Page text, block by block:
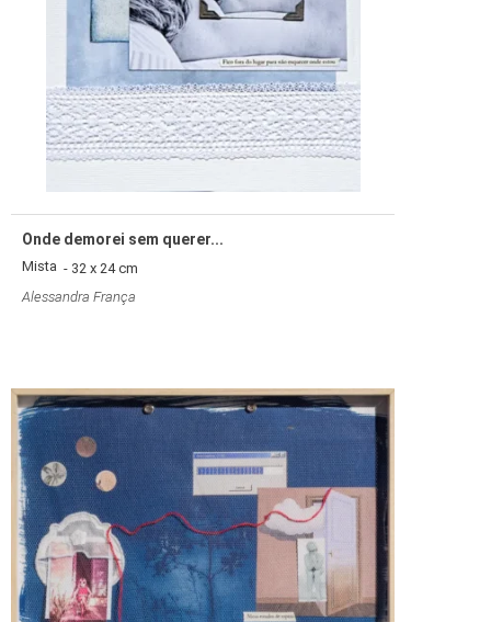
Onde demorei sem querer...
Mista - 32 x 24 cm
Alessandra França